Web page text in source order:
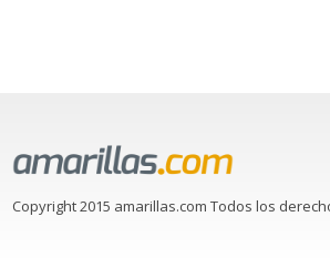
Copyright 2015 amarillas.com Todos los